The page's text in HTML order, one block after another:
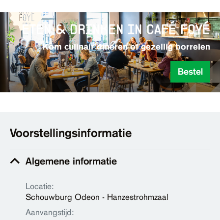
eten & drinken in café foyé
Kom culinair dineren of gezellig borrelen
Bestel
Voorstellingsinformatie
Algemene informatie
Locatie:
Schouwburg Odeon - Hanzestrohmzaal
Aanvangstijd: